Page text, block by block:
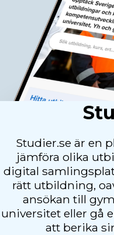
Studier.se är en
jämföra olika
digital
rätt utbildning,
ansökan till
universitet eller gå
att berika